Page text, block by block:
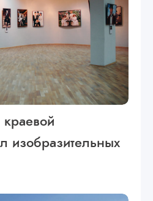
изобразительных